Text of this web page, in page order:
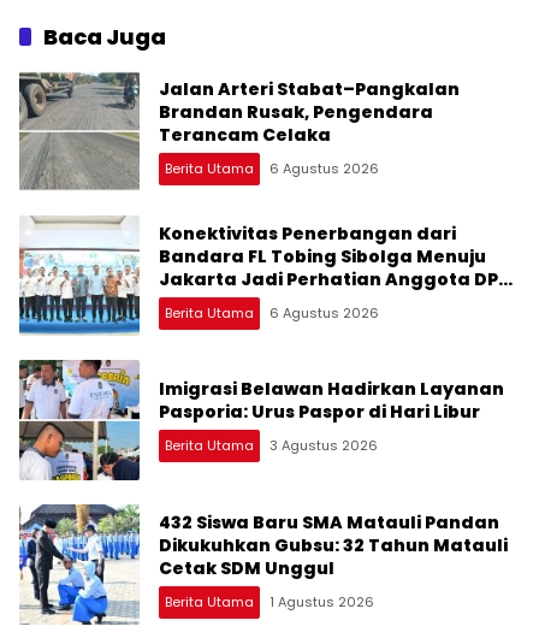
Baca Juga
Jalan Arteri Stabat–Pangkalan
Brandan Rusak, Pengendara
Terancam Celaka
Berita Utama 6 Agustus 2026
Konektivitas Penerbangan dari
Bandara FL Tobing Sibolga Menuju
Jakarta Jadi Perhatian Anggota DPR
RI Muhammad Lokot Nasution
Berita Utama 6 Agustus 2026
Imigrasi Belawan Hadirkan Layanan
Pasporia: Urus Paspor di Hari Libur
Berita Utama 3 Agustus 2026
432 Siswa Baru SMA Matauli Pandan
Dikukuhkan Gubsu: 32 Tahun Matauli
Cetak SDM Unggul
Berita Utama 1 Agustus 2026